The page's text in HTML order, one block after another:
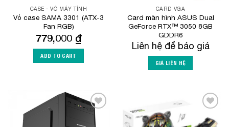
CASE - VỎ MÁY TÍNH
Vỏ case SAMA 3301 (ATX-3
Fan RGB)
779,000 ₫
ADD TO CART
CARD VGA
Card màn hình ASUS Dual
GeForce RTX™ 3050 8GB
GDDR6
Liên hệ để báo giá
GIÁ LIÊN HỆ
Add to
Wishlist
Wishlist